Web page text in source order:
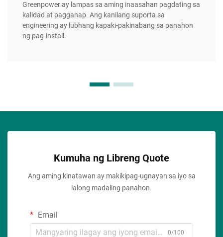
Greenpower ay lampas sa aming inaasahan pagdating sa
kalidad at pagganap. Ang kanilang suporta sa
engineering ay lubhang kapaki-pakinabang sa panahon
ng pag-install.
Kumuha ng Libreng Quote
Ang aming kinatawan ay makikipag-ugnayan sa iyo sa
lalong madaling panahon.
Email
0/100